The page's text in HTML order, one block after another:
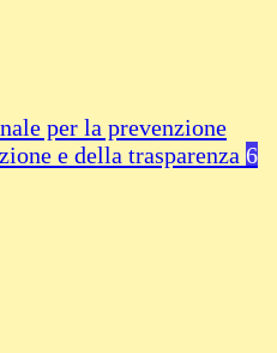
per la prevenzione
e della trasparenza 6